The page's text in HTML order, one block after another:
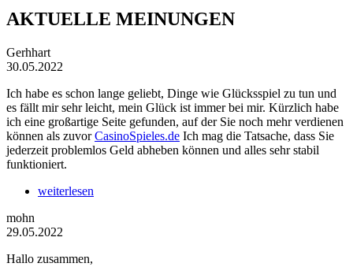
AKTUELLE MEINUNGEN
Gerhhart
30.05.2022
Ich habe es schon lange geliebt, Dinge wie Glücksspiel zu tun und
es fällt mir sehr leicht, mein Glück ist immer bei mir. Kürzlich habe
ich eine großartige Seite gefunden, auf der Sie noch mehr verdienen
können als zuvorCasinoSpieles.de Ich mag die Tatsache, dass Sie
jederzeit problemlos Geld abheben können und alles sehr stabil
funktioniert.
weiterlesen
mohn
29.05.2022
Hallo zusammen,